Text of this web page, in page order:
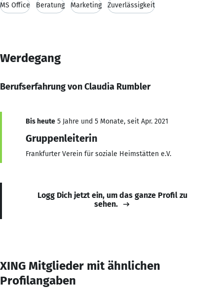
MS Office Beratung Marketing Zuverlässigkeit
Werdegang
Berufserfahrung von Claudia Rumbler
Bis heute 5 Jahre und 5 Monate, seit Apr. 2021
Gruppenleiterin
Frankfurter Verein für soziale Heimstätten e.V.
Logg Dich jetzt ein, um das ganze Profil zu
sehen.
XING Mitglieder mit ähnlichen
Profilangaben